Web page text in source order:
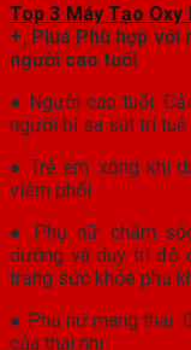
Top 3 Máy Tạo
+, Plus Phù hợp
người cao tuổi
● Người cao tuổi:
người bị sa sút trí tuệ
● Trẻ em: xông khí
viêm phổi.
● Phụ nữ: chăm
dưỡng và duy trì độ
trạng sức khỏe phụ
● Phụ nữ mang thai:
của thai nhi.